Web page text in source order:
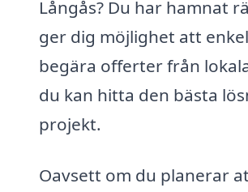
Långås? Du har hamnat
ger dig möjlighet att
begära offerter från
du kan hitta den bästa
projekt.
Oavsett om du planerar